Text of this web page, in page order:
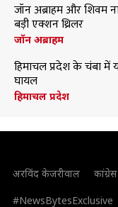
जॉन अब्राहम और शिवम
बड़ी एक्शन थ्रिलर
जॉन अब्राहम
हिमाचल प्रदेश के चंबा में
घायल
हिमाचल प्रदेश
अरविंद केजरीवाल
#NewsBytesExclusive